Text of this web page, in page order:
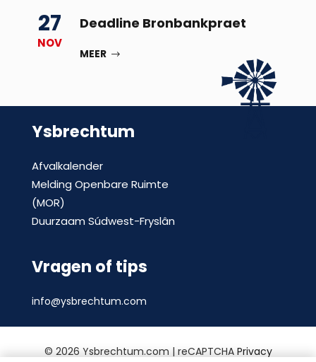
27
NOV
Deadline Bronbankpraet
MEER
Ysbrechtum
Afvalkalender
Melding Openbare Ruimte
(MOR)
Duurzaam Súdwest-Fryslân
Vragen of tips
info@ysbrechtum.com
© 2026 Ysbrechtum.com | reCAPTCHA Privacy